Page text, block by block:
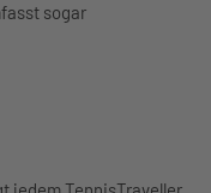
sogar